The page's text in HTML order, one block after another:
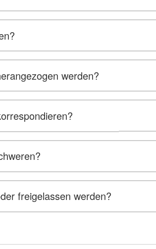
werden?
freigelassen werden?